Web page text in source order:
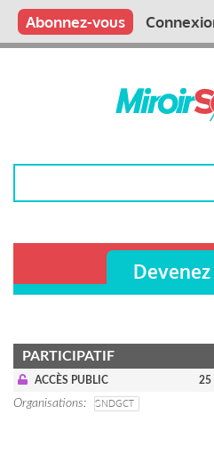
Aller
contenu
Main
Qui sommes nous ?
Vous publiez
Nous publions
Contactez-nous
Abonnez-vous
PARTICIPATIF
ACCÈS PUBLIC 25
Organisations SNDGCT